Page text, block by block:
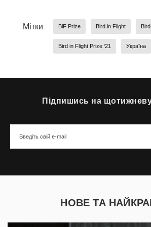
Мітки BiF Prize Bird in Flight
Bird in Flight Prize ‘21 Україна
Підпишись на
НОВЕ ТА